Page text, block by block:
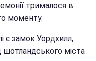
трималося в
моменту.
є замок Уордхилл,
шотландського міста